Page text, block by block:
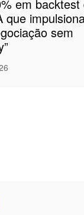
em backtest
que
sem